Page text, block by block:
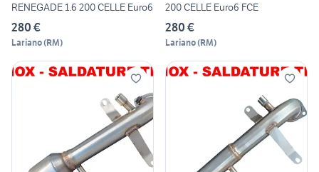
RENEGADE 1.6 200 CELLE Euro6
280 €
Lariano(RM)
200 CELLE Euro6 FCE
280 €
Lariano(RM)